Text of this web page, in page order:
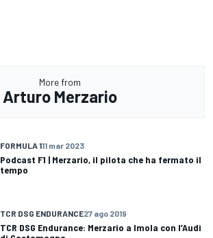
More from
Arturo Merzario
FORMULA 111 mar 2023
Podcast F1 | Merzario, il pilota che ha fermato il
tempo
TCR DSG ENDURANCE27 ago 2019
TCR DSG Endurance: Merzario a Imola con l’Audi